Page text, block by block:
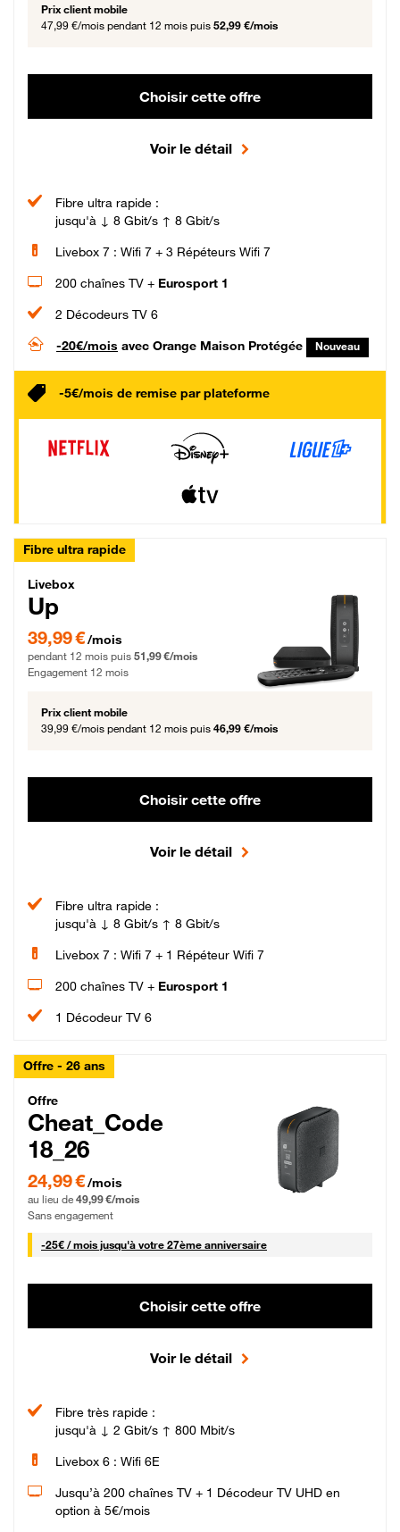
Prix client mobile
47,99 €/mois pendant 12 mois puis 52,99 €/mois
Choisir cette offre
Voir le détail
Fibre ultra rapide :
jusqu'à ↓ 8 Gbit/s ↑ 8 Gbit/s
Livebox 7 : Wifi 7 + 3 Répéteurs Wifi 7
200 chaînes TV + Eurosport 1
2 Décodeurs TV 6
-20€/mois avec Orange Maison Protégée Nouveau
-5€/mois de remise par plateforme
Fibre ultra rapide
Livebox Up Fibre
Livebox
Up
39,99 € par mois pendant 12 mois puis 51,99 € par mois, Engagement 12 mois
39,99 €/mois
pendant 12 mois puis 51,99 €/mois
Engagement 12 mois
Prix client mobile
39,99 €/mois pendant 12 mois puis 46,99 €/mois
Choisir cette offre
Voir le détail
Fibre ultra rapide :
jusqu'à ↓ 8 Gbit/s ↑ 8 Gbit/s
Livebox 7 : Wifi 7 + 1 Répéteur Wifi 7
200 chaînes TV + Eurosport 1
1 Décodeur TV 6
Offre - 26 ans
Cheat_Code Fibre_18_26
Offre
Cheat_Code
18_26
24,99 € par mois pendant 0 mois puis 49,99 € par mois, Sans engagement
24,99 €/mois
au lieu de 49,99 €/mois
Sans engagement
-25€ / mois25 € par mois
jusqu'à votre 27ème anniversaire
Choisir cette offre
Voir le détail
Fibre très rapide :
jusqu'à ↓ 2 Gbit/s ↑ 800 Mbit/s
Livebox 6 : Wifi 6E
Jusqu’à 200 chaînes TV + 1 Décodeur TV UHD en
option à 5€/mois